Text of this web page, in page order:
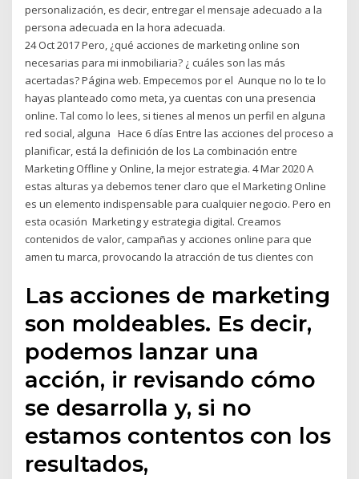
personalización, es decir, entregar el mensaje adecuado a la
persona adecuada en la hora adecuada.
24 Oct 2017 Pero, ¿qué acciones de marketing online son
necesarias para mi inmobiliaria? ¿ cuáles son las más
acertadas? Página web. Empecemos por el Aunque no lo te lo
hayas planteado como meta, ya cuentas con una presencia
online. Tal como lo lees, si tienes al menos un perfil en alguna
red social, alguna Hace 6 días Entre las acciones del proceso a
planificar, está la definición de los La combinación entre
Marketing Offline y Online, la mejor estrategia. 4 Mar 2020 A
estas alturas ya debemos tener claro que el Marketing Online
es un elemento indispensable para cualquier negocio. Pero en
esta ocasión Marketing y estrategia digital. Creamos
contenidos de valor, campañas y acciones online para que
amen tu marca, provocando la atracción de tus clientes con
Las acciones de marketing
son moldeables. Es decir,
podemos lanzar una
acción, ir revisando cómo
se desarrolla y, si no
estamos contentos con los
resultados,